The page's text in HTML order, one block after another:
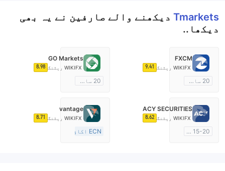
Tmarkets دیکھنے والے صارفین نے یہ بھی
دیکھا..
FXCM
WIKIFX ریٹنگ 9.41
20 سال سے زائد
مین ٹائٹل MT4
GO Markets
WIKIFX ریٹنگ 8.98
20 سال سے زائد
cTrader
ACY SECURITIES
WIKIFX ریٹنگ 8.62
15-20 سال
vantage
WIKIFX ریٹنگ 8.71
ECN اکاؤنٹ